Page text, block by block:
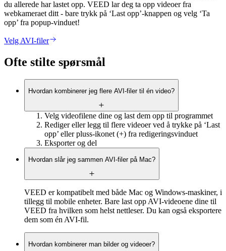
du allerede har lastet opp. VEED lar deg ta opp videoer fra
webkameraet ditt - bare trykk på ‘Last opp’-knappen og velg ‘Ta
opp’ fra popup-vinduet!
Velg AVI-filer
Ofte stilte spørsmål
Hvordan kombinerer jeg flere AVI-filer til én video?
Velg videofilene dine og last dem opp til programmet
Rediger eller legg til flere videoer ved å trykke på ‘Last
opp’ eller pluss-ikonet (+) fra redigeringsvinduet
Eksporter og del
Hvordan slår jeg sammen AVI-filer på Mac?
VEED er kompatibelt med både Mac og Windows-maskiner, i
tillegg til mobile enheter. Bare last opp AVI-videoene dine til
VEED fra hvilken som helst nettleser. Du kan også eksportere
dem som én AVI-fil.
Hvordan kombinerer man bilder og videoer?